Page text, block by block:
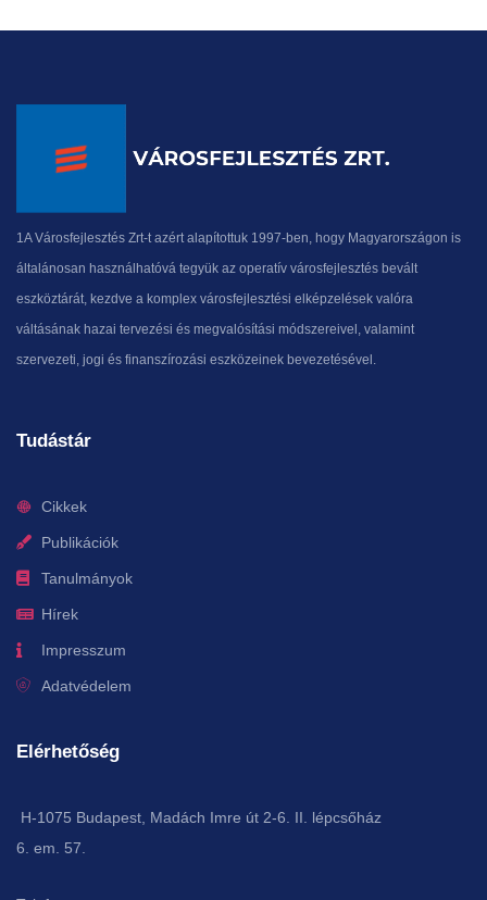
1A Városfejlesztés Zrt-t azért alapítottuk 1997-ben, hogy Magyarországon is
általánosan használhatóvá tegyük az operatív városfejlesztés bevált
eszköztárát, kezdve a komplex városfejlesztési elképzelések valóra
váltásának hazai tervezési és megvalósítási módszereivel, valamint
szervezeti, jogi és finanszírozási eszközeinek bevezetésével.
Tudástár
Cikkek
Publikációk
Tanulmányok
Hírek
Impresszum
Adatvédelem
Elérhetőség
H-1075 Budapest, Madách Imre út 2-6. II. lépcsőház
6. em. 57.